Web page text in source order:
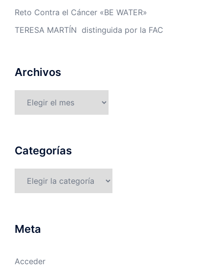
Reto Contra el Cáncer «BE WATER»
TERESA MARTÍN distinguida por la FAC
Archivos
Categorías
Meta
Acceder